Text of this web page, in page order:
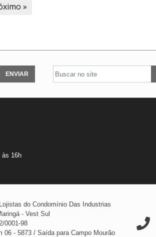
»
ENVIAR
às 16h
do Condomínio Das Industrias
- Vest Sul
0001-98
06 - 5873 /Saída para Campo Mourão